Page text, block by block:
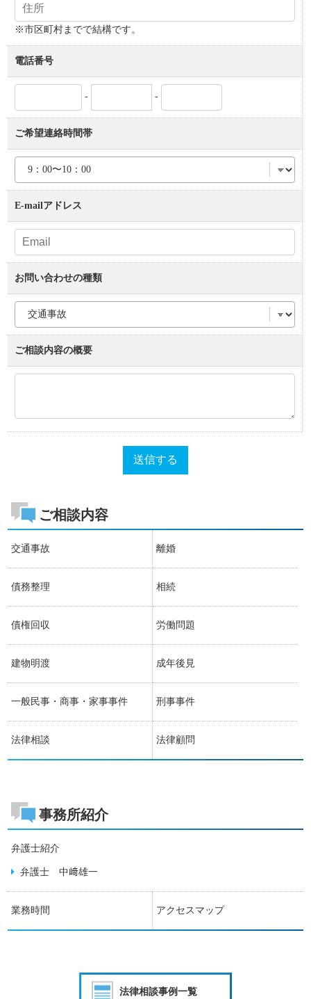
※市区町村までで結構です。
電話番号
- -
ご希望連絡時間帯
E-mailアドレス
お問い合わせの種類
ご相談内容の概要
ご相談内容
交通事故 離婚
債務整理 相続
債権回収 労働問題
建物明渡 成年後見
一般民事・商事・家事事件 刑事事件
法律相談 法律顧問
事務所紹介
弁護士紹介
弁護士 中﨑雄一
業務時間 アクセスマップ
法律相談事例一覧